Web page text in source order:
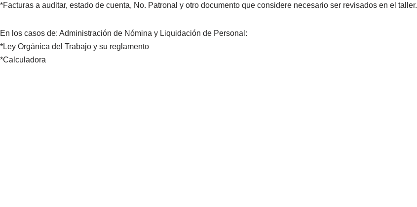
*Facturas a auditar, estado de cuenta, No. Patronal y otro documento que considere necesario ser revisados en el taller.
En los casos de: Administración de Nómina y Liquidación de Personal:
*Ley Orgánica del Trabajo y su reglamento
*Calculadora